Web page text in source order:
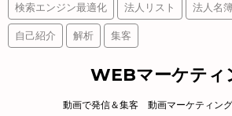
検索エンジン最適化 法人リスト 法人名
自己紹介 解析 集客
WEBマーケティ
動画で発信＆集客 動画マーケティン